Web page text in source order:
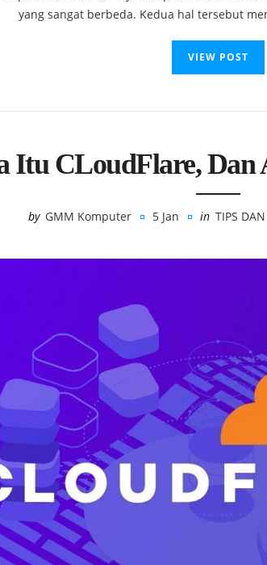
yang sangat berbeda. Kedua hal tersebut
VIEW POST
Itu CLoudFlare, Dan
by GMM Komputer 5 Jan in TIPS